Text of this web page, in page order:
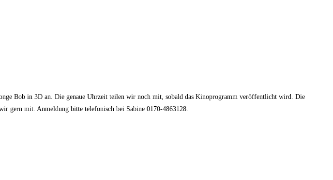
Bob in 3D an. Die genaue Uhrzeit teilen wir noch mit, sobald das Kinoprogramm veröffentlicht wird. Die
gern mit. Anmeldung bitte telefonisch bei Sabine 0170-4863128.